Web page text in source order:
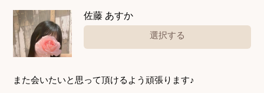
また会いたいと思って頂けるよう頑張ります♪
佐藤 あすか
選択する